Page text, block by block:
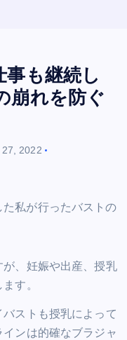
事も継続し
崩れを防ぐ
27, 2022
、妊娠や出産、授乳
す。
ストも授乳によって
ンは的確なブラジャ